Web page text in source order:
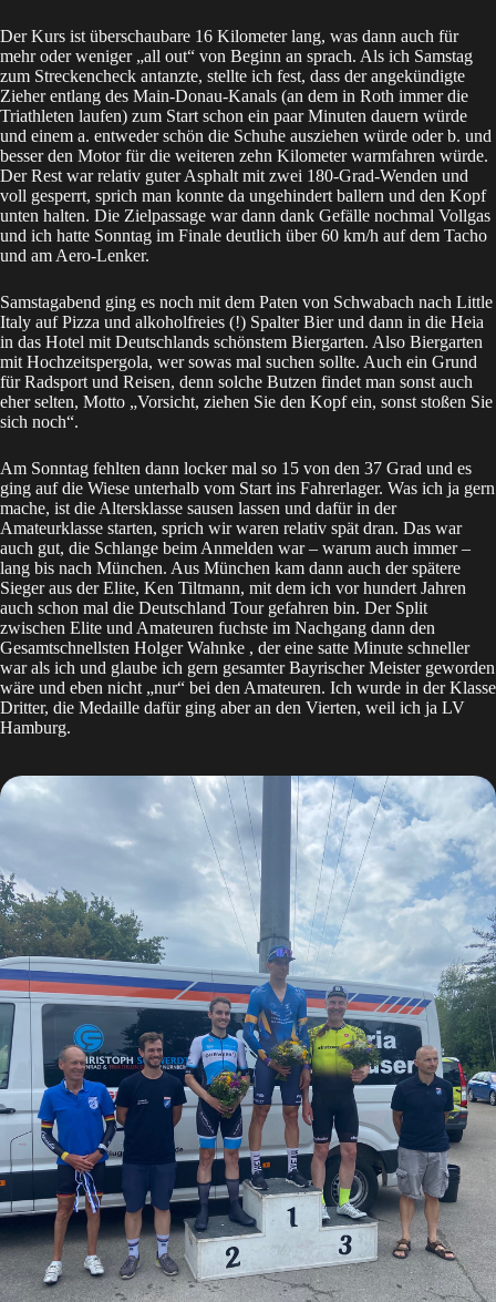
Der Kurs ist überschaubare 16 Kilometer lang, was dann auch für
mehr oder weniger „all out“ von Beginn an sprach. Als ich Samstag
zum Streckencheck antanzte, stellte ich fest, dass der angekündigte
Zieher entlang des Main-Donau-Kanals (an dem in Roth immer die
Triathleten laufen) zum Start schon ein paar Minuten dauern würde
und einem a. entweder schön die Schuhe ausziehen würde oder b. und
besser den Motor für die weiteren zehn Kilometer warmfahren würde.
Der Rest war relativ guter Asphalt mit zwei 180-Grad-Wenden und
voll gesperrt, sprich man konnte da ungehindert ballern und den Kopf
unten halten. Die Zielpassage war dann dank Gefälle nochmal Vollgas
und ich hatte Sonntag im Finale deutlich über 60 km/h auf dem Tacho
und am Aero-Lenker.
Samstagabend ging es noch mit dem Paten von Schwabach nach Little
Italy auf Pizza und alkoholfreies (!) Spalter Bier und dann in die Heia
in das Hotel mit Deutschlands schönstem Biergarten. Also Biergarten
mit Hochzeitspergola, wer sowas mal suchen sollte. Auch ein Grund
für Radsport und Reisen, denn solche Butzen findet man sonst auch
eher selten, Motto „Vorsicht, ziehen Sie den Kopf ein, sonst stoßen Sie
sich noch“.
Am Sonntag fehlten dann locker mal so 15 von den 37 Grad und es
ging auf die Wiese unterhalb vom Start ins Fahrerlager. Was ich ja gern
mache, ist die Altersklasse sausen lassen und dafür in der
Amateurklasse starten, sprich wir waren relativ spät dran. Das war
auch gut, die Schlange beim Anmelden war – warum auch immer –
lang bis nach München. Aus München kam dann auch der spätere
Sieger aus der Elite, Ken Tiltmann, mit dem ich vor hundert Jahren
auch schon mal die Deutschland Tour gefahren bin. Der Split
zwischen Elite und Amateuren fuchste im Nachgang dann den
Gesamtschnellsten Holger Wahnke , der eine satte Minute schneller
war als ich und glaube ich gern gesamter Bayrischer Meister geworden
wäre und eben nicht „nur“ bei den Amateuren. Ich wurde in der Klasse
Dritter, die Medaille dafür ging aber an den Vierten, weil ich ja LV
Hamburg.